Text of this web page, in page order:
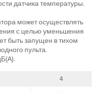
датчика температуры.
может осуществлять
с целью уменьшения
быть запущен в тихом
пульта.
4